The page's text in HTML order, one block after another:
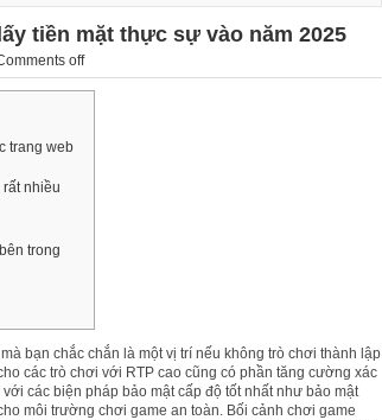
tiền mặt thực sự vào năm 2025
off
trang web
nhiều
trong
bạn chắc chắn là một vị trí nếu không trò chơi thành lập
các trò chơi với RTP cao cũng có phần tăng cường xác
các biện pháp bảo mật cấp độ tốt nhất như bảo mật
môi trường chơi game an toàn. Bối cảnh chơi game